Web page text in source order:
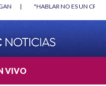
DE BETO CORAL |
VIVO